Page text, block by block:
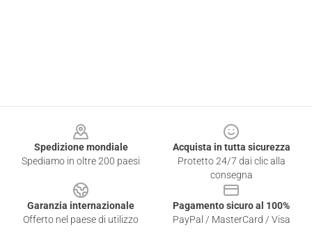
Spedizione mondiale
Spediamo in oltre 200 paesi
Acquista in tutta sicurezza
Protetto 24/7 dai clic alla
consegna
Garanzia internazionale
Offerto nel paese di utilizzo
Pagamento sicuro al 100%
PayPal / MasterCard / Visa